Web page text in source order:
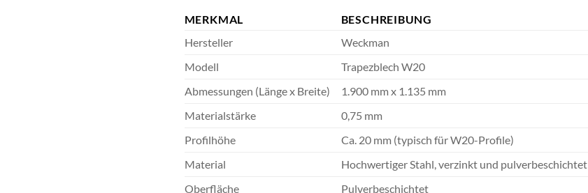
MERKMAL
BESCHREIBUNG
Hersteller
Weckman
Modell
Trapezblech W20
Abmessungen (Länge x Breite)
1.900 mm x 1.135 mm
Materialstärke
0,75 mm
Profilhöhe
Ca. 20 mm (typisch für W20-Profile)
Material
Hochwertiger Stahl, verzinkt und pulverbeschichtet
Oberfläche
Pulverbeschichtet